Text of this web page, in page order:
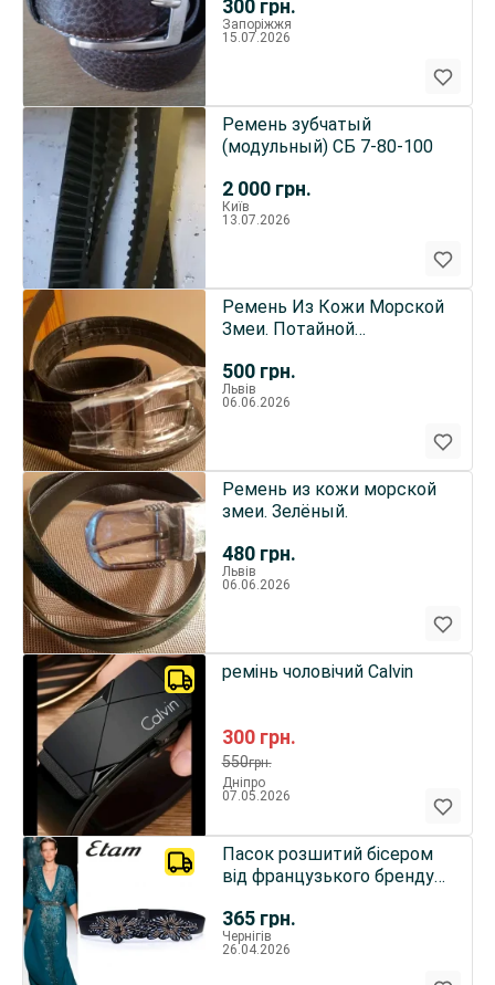
300 грн.
Запоріжжя
15.07.2026
2 000 грн.
Ремень зубчатый
(модульный) СБ 7-80-100
Київ
13.07.2026
500 грн.
Ремень Из Кожи Морской
Змеи. Потайной
Львів
06.06.2026
480 грн.
Ремень из кожи морской
змеи. Зелёный.
Львів
06.06.2026
300 грн.
550грн.
ремінь чоловічий Calvin
Дніпро
07.05.2026
365 грн.
Пасок розшитий бісером
від французького бренду
Чернігів
26.04.2026